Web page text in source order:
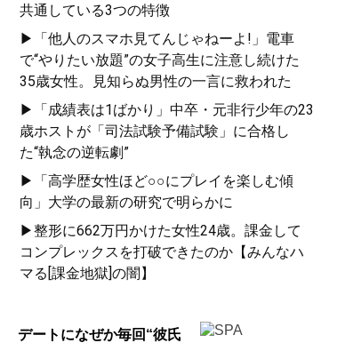
共通している3つの特徴
▶「他人のスマホ見てんじゃねーよ!」電車
で“やりたい放題”の女子高生に注意し続けた
35歳女性。見知らぬ男性の一言に救われた
▶「成績表は1ばかり」中卒・元非行少年の23
歳ホストが「司法試験予備試験」に合格し
た“執念の逆転劇”
▶「高学歴女性ほど○○にプレイを楽しむ傾
向」大学の最新の研究で明らかに
▶整形に662万円かけた女性24歳。課金して
コンプレックスを打破できたのか【みんなハ
マる[課金地獄]の闇】
デートになぜか毎回“彼氏